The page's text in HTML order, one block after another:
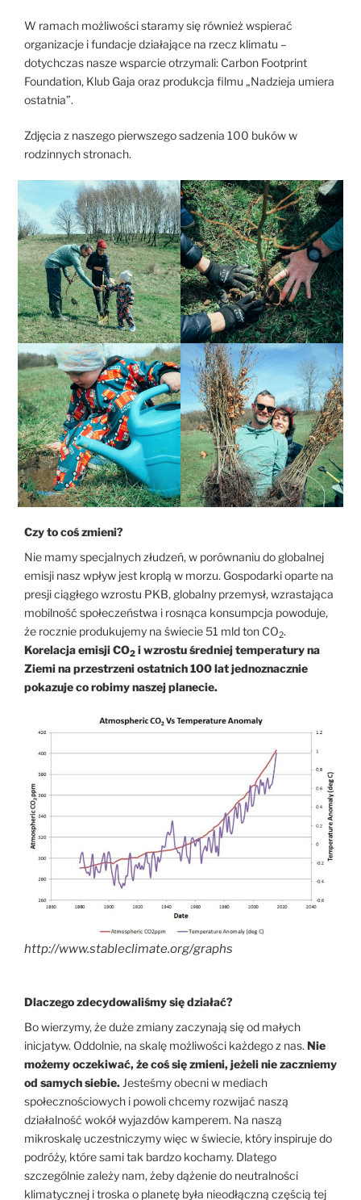
W ramach możliwości staramy się również wspierać
organizacje i fundacje działające na rzecz klimatu –
dotychczas nasze wsparcie otrzymali: Carbon Footprint
Foundation, Klub Gaja oraz produkcja filmu „Nadzieja umiera
ostatnia”.
Zdjęcia z naszego pierwszego sadzenia 100 buków w
rodzinnych stronach.
Czy to coś zmieni?
Nie mamy specjalnych złudzeń, w porównaniu do globalnej
emisji nasz wpływ jest kroplą w morzu. Gospodarki oparte na
presji ciągłego wzrostu PKB, globalny przemysł, wzrastająca
mobilność społeczeństwa i rosnąca konsumpcja powoduje,
że rocznie produkujemy na świecie 51 mld ton CO2.
Korelacja emisji CO2 i wzrostu średniej temperatury na
Ziemi na przestrzeni ostatnich 100 lat jednoznacznie
pokazuje co robimy naszej planecie.
http://www.stableclimate.org/graphs
Dlaczego zdecydowaliśmy się działać?
Bo wierzymy, że duże zmiany zaczynają się od małych
inicjatyw. Oddolnie, na skalę możliwości każdego z nas.Nie
możemy oczekiwać, że coś się zmieni, jeżeli nie zaczniemy
od samych siebie.Jesteśmy obecni w mediach
społecznościowych i powoli chcemy rozwijać naszą
działalność wokół wyjazdów kamperem. Na naszą
mikroskalę uczestniczymy więc w świecie, który inspiruje do
podróży, które sami tak bardzo kochamy. Dlatego
szczególnie zależy nam, żeby dążenie do neutralności
klimatycznej i troska o planetę była nieodłączną częścią tej